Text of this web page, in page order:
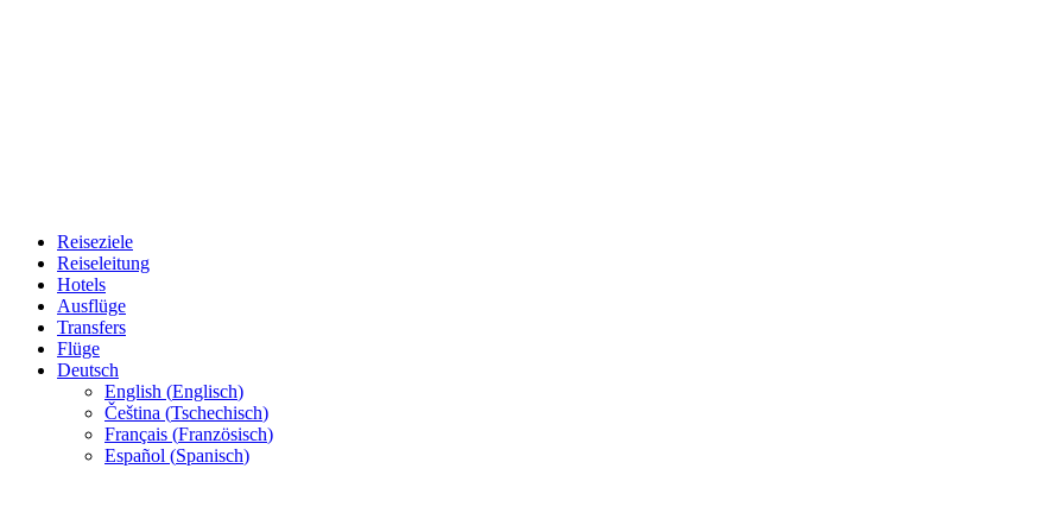
Reiseziele
Reiseleitung
Hotels
Ausflüge
Transfers
Flüge
Deutsch
English (Englisch)
Čeština (Tschechisch)
Français (Französisch)
Español (Spanisch)